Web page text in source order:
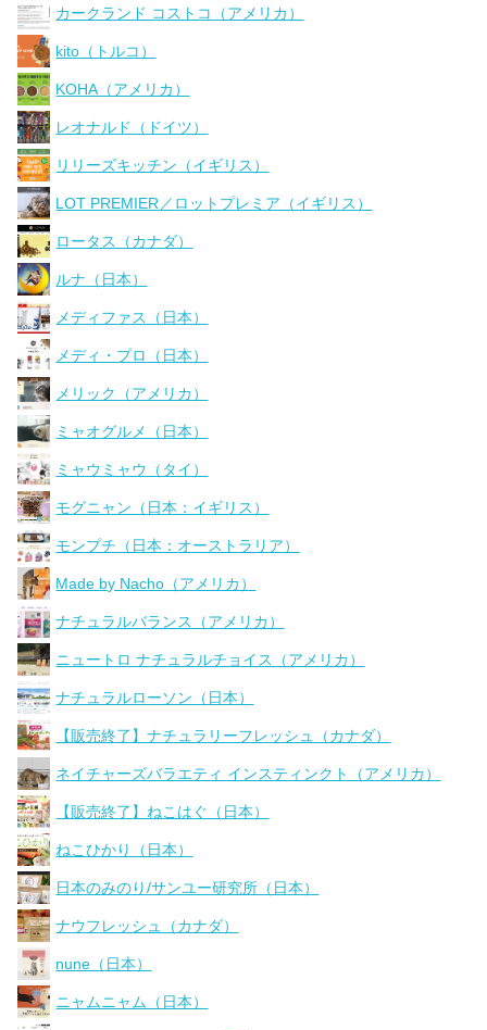
カークランド コストコ（アメリカ）
kito（トルコ）
KOHA（アメリカ）
レオナルド（ドイツ）
リリーズキッチン（イギリス）
LOT PREMIER／ロットプレミア（イギリス）
ロータス（カナダ）
ルナ（日本）
メディファス（日本）
メディ・プロ（日本）
メリック（アメリカ）
ミャオグルメ（日本）
ミャウミャウ（タイ）
モグニャン（日本：イギリス）
モンプチ（日本：オーストラリア）
Made by Nacho（アメリカ）
ナチュラルバランス（アメリカ）
ニュートロ ナチュラルチョイス（アメリカ）
ナチュラルローソン（日本）
【販売終了】ナチュラリーフレッシュ（カナダ）
ネイチャーズバラエティ インスティンクト（アメリカ）
【販売終了】ねこはぐ（日本）
ねこひかり（日本）
日本のみのり/サンユー研究所（日本）
ナウフレッシュ（カナダ）
nune（日本）
ニャムニャム（日本）